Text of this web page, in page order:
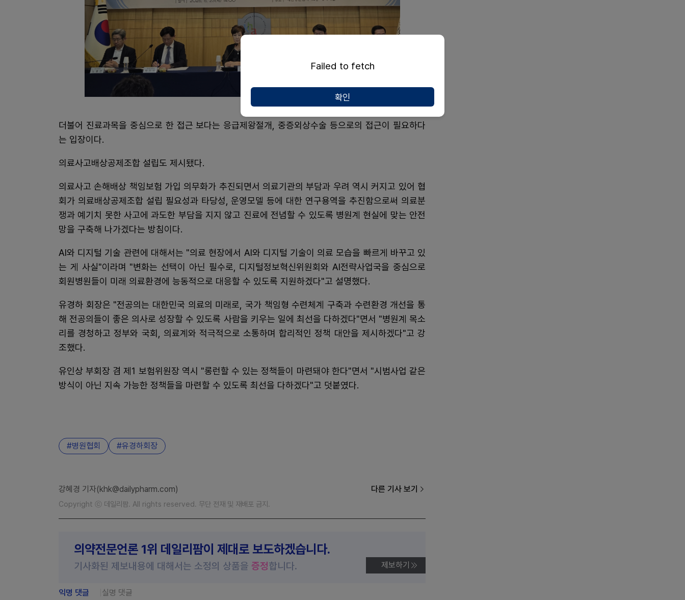
더불어 진료과목을 중심으로 한 접근 보다는 응급제왕절개, 중증외상수술 등으로의 접근이 필요하다
는 입장이다.
의료사고배상공제조합 설립도 제시됐다.
의료사고 손해배상 책임보험 가입 의무화가 추진되면서 의료기관의 부담과 우려 역시 커지고 있어 협
회가 의료배상공제조합 설립 필요성과 타당성, 운영모델 등에 대한 연구용역을 추진함으로써 의료분
쟁과 예기치 못한 사고에 과도한 부담을 지지 않고 진료에 전념할 수 있도록 병원계 현실에 맞는 안전
망을 구축해 나가겠다는 방침이다.
AI와 디지털 기술 관련에 대해서는 "의료 현장에서 AI와 디지털 기술이 의료 모습을 빠르게 바꾸고 있
는 게 사실"이라며 "변화는 선택이 아닌 필수로, 디지털정보혁신위원회와 AI전략사업국을 중심으로
회원병원들이 미래 의료환경에 능동적으로 대응할 수 있도록 지원하겠다"고 설명했다.
유경하 회장은 "전공의는 대한민국 의료의 미래로, 국가 책임형 수련체계 구축과 수련환경 개선을 통
해 전공의들이 좋은 의사로 성장할 수 있도록 사람을 키우는 일에 최선을 다하겠다"면서 "병원계 목소
리를 경청하고 정부와 국회, 의료계와 적극적으로 소통하며 합리적인 정책 대안을 제시하겠다"고 강
조했다.
유인상 부회장 겸 제1 보험위원장 역시 "롱런할 수 있는 정책들이 마련돼야 한다"면서 "시범사업 같은
방식이 아닌 지속 가능한 정책들을 마련할 수 있도록 최선을 다하겠다"고 덧붙였다.
병원협회 유경하회장
강혜경 기자(khk@dailypharm.com) 다른 기사 보기
Copyright ⓒ 데일리팜. All rights reserved. 무단 전재 및 재배포 금지.
의약전문언론 1위 데일리팜이 제대로 보도하겠습니다.
기사화된 제보내용에 대해서는 소정의 상품을 증정합니다. 제보하기
익명 댓글 실명 댓글
Failed to fetch
확인